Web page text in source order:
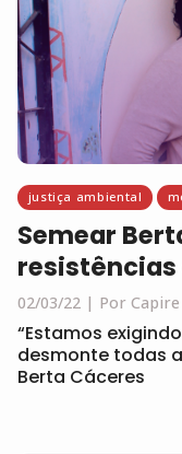
justiça ambiental
Semear
resistências
02/03/22 Por Capire
“Estamos
desmonte todas
Berta Cáceres